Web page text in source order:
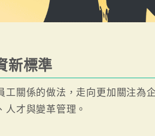
新標準
工關係的做法，走向更加關注為
人才與變革管理。